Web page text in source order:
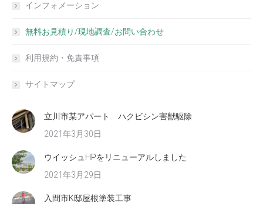
インフォメーション
無料お見積り/現地調査/お問い合わせ
利用規約・免責事項
サイトマップ
立川市某アパート ハクビシン害獣駆除
2021年3月30日
ウイッシュHPをリニューアルしました
2021年3月29日
入間市K邸屋根塗装工事